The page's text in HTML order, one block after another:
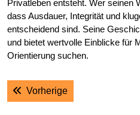
Privatleben entsteht. Wer seinen
dass Ausdauer, Integrität und
entscheidend sind. Seine
und bietet wertvolle Einblicke für
Orientierung suchen.
Post
navigation
VorherigePrevious post: